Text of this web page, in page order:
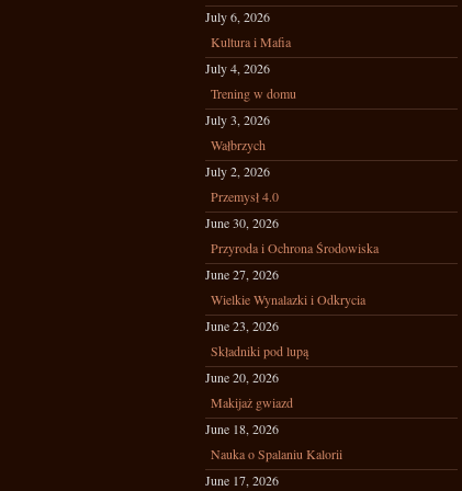
July 6, 2026
Kultura i Mafia
July 4, 2026
Trening w domu
July 3, 2026
Wałbrzych
July 2, 2026
Przemysł 4.0
June 30, 2026
Przyroda i Ochrona Środowiska
June 27, 2026
Wielkie Wynalazki i Odkrycia
June 23, 2026
Składniki pod lupą
June 20, 2026
Makijaż gwiazd
June 18, 2026
Nauka o Spalaniu Kalorii
June 17, 2026